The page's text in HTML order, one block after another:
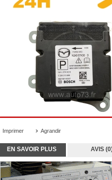
Imprimer Agrandir
EN SAVOIR PLUS AVIS